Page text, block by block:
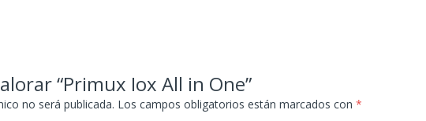
“Primux Iox All in One”
no será publicada. Los campos obligatorios están marcados con *